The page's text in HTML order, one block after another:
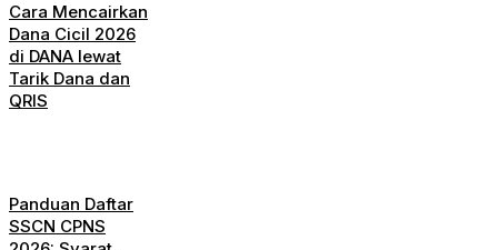
Cara Mencairkan
Dana Cicil 2026
di DANA lewat
Tarik Dana dan
QRIS
Panduan Daftar
SSCN CPNS